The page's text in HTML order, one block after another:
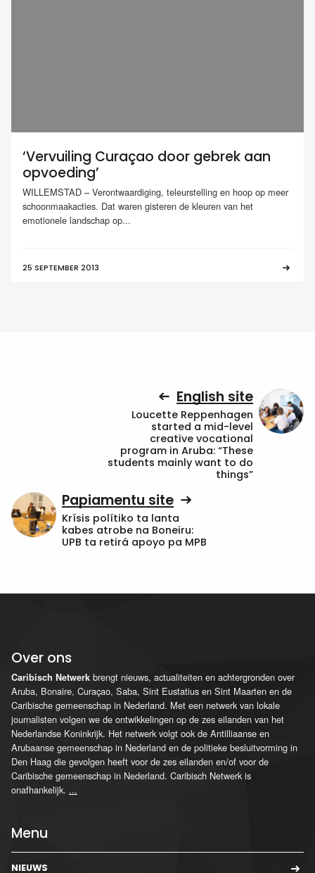
‘Vervuiling Curaçao door gebrek aan
opvoeding’
WILLEMSTAD – Verontwaardiging, teleurstelling en hoop op meer
schoonmaakacties. Dat waren gisteren de kleuren van het
emotionele landschap op...
25 SEPTEMBER 2013
English site
Loucette Reppenhagen
started a mid-level
creative vocational
program in Aruba: “These
students mainly want to do
things”
Papiamentu site
Krísis polítiko ta lanta
kabes atrobe na Boneiru:
UPB ta retirá apoyo pa MPB
Over ons
Caribisch Netwerk brengt nieuws, actualiteiten en achtergronden over
Aruba, Bonaire, Curaçao, Saba, Sint Eustatius en Sint Maarten en de
Caribische gemeenschap in Nederland. Met een netwerk van lokale
journalisten volgen we de ontwikkelingen op de zes eilanden van het
Nederlandse Koninkrijk. Het netwerk volgt ook de Antilliaanse en
Arubaanse gemeenschap in Nederland en de politieke besluitvorming in
Den Haag die gevolgen heeft voor de zes eilanden en/of voor de
Caribische gemeenschap in Nederland. Caribisch Netwerk is
onafhankelijk. ...
Menu
NIEUWS